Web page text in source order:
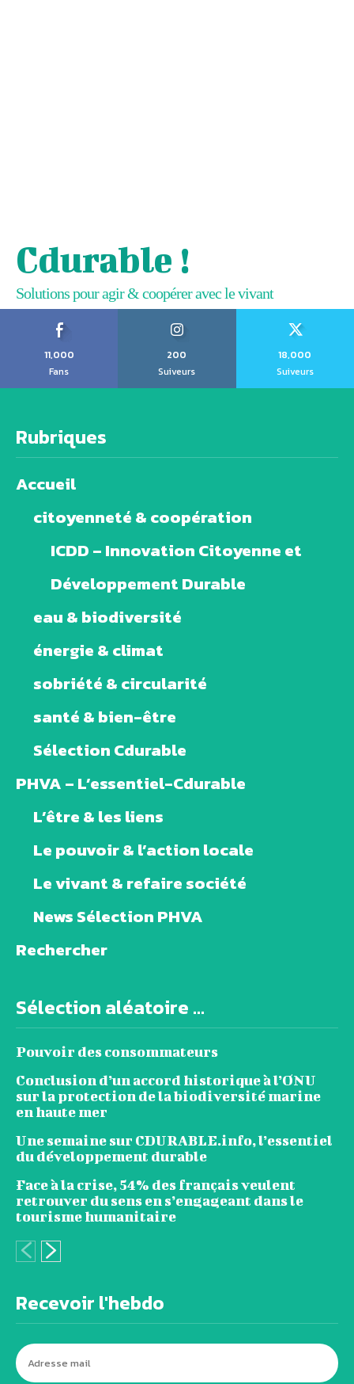
Cdurable !
Solutions pour agir & coopérer avec le vivant
11,000
Fans
200
Suiveurs
18,000
Suiveurs
Rubriques
Accueil
citoyenneté & coopération
ICDD – Innovation Citoyenne et
Développement Durable
eau & biodiversité
énergie & climat
sobriété & circularité
santé & bien-être
Sélection Cdurable
PHVA – L’essentiel-Cdurable
L’être & les liens
Le pouvoir & l’action locale
Le vivant & refaire société
News Sélection PHVA
Rechercher
Sélection aléatoire ...
Pouvoir des consommateurs
Conclusion d’un accord historique à l’ONU
sur la protection de la biodiversité marine
en haute mer
Une semaine sur CDURABLE.info, l’essentiel
du développement durable
Face à la crise, 54% des français veulent
retrouver du sens en s’engageant dans le
tourisme humanitaire
Recevoir l'hebdo